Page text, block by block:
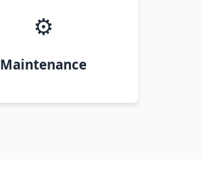
⚙️
Maintenance